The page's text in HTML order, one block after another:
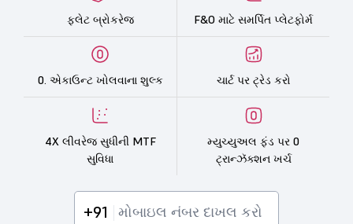
ફ્લેટ બ્રોકરેજ F&O માટે સમર્પિત પ્લેટફોર્મ
0. એકાઉન્ટ ખોલવાના શુલ્ક ચાર્ટ પર ટ્રેડ કરો
4X લીવરેજ સુધીની MTF
સુવિધા
મ્યુચ્યુઅલ ફંડ પર 0
ટ્રાન્ઝૅક્શન ખર્ચ
+91